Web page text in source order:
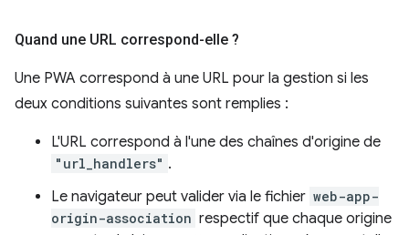
Quand une URL correspond-elle ?
Une PWA correspond à une URL pour la gestion si les
deux conditions suivantes sont remplies :
L'URL correspond à l'une des chaînes d'origine de
"url_handlers" .
Le navigateur peut valider via le fichier web-app-
origin-association respectif que chaque origine